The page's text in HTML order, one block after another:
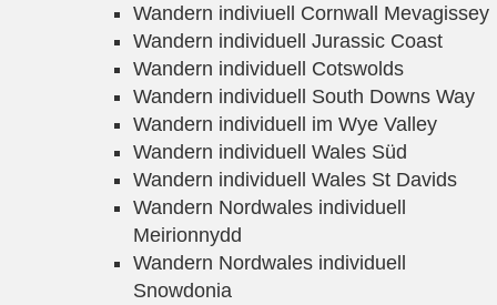
Wandern indiviuell Cornwall Mevagissey
Wandern individuell Jurassic Coast
Wandern individuell Cotswolds
Wandern individuell South Downs Way
Wandern individuell im Wye Valley
Wandern individuell Wales Süd
Wandern individuell Wales St Davids
Wandern Nordwales individuell
Meirionnydd
Wandern Nordwales individuell
Snowdonia